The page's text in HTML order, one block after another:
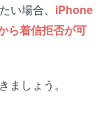
い場合、 iPhone
ら着信拒否が可
しょう。